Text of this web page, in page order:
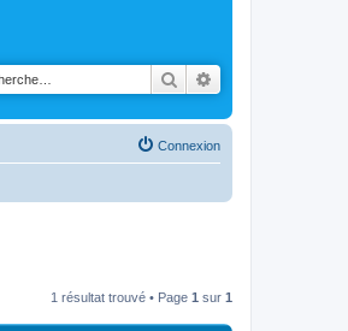
Rechercher
Connexion
1 résultat trouvé • Page 1 sur 1